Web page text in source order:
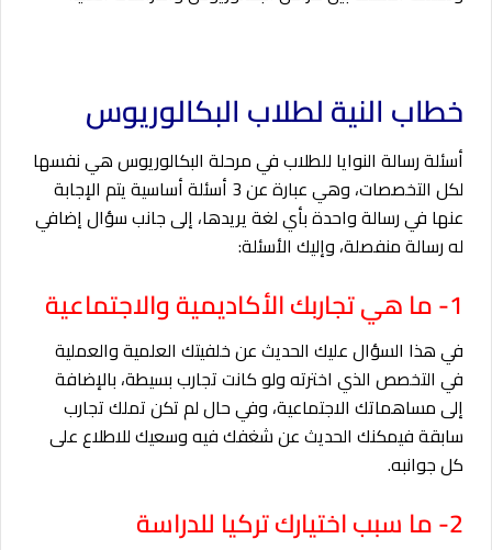
خطاب النية لطلاب البكالوريوس
أسئلة رسالة النوايا للطلاب في مرحلة البكالوريوس هي نفسها
لكل التخصصات، وهي عبارة عن 3 أسئلة أساسية يتم الإجابة
عنها في رسالة واحدة بأي لغة يريدها، إلى جانب سؤال إضافي
له رسالة منفصلة، وإليك الأسئلة:
1- ما هي تجاربك الأكاديمية والاجتماعية
في هذا السؤال عليك الحديث عن خلفيتك العلمية والعملية
في التخصص الذي اخترته ولو كانت تجارب بسيطة، بالإضافة
إلى مساهماتك الاجتماعية، وفي حال لم تكن تملك تجارب
سابقة فيمكنك الحديث عن شغفك فيه وسعيك للاطلاع على
كل جوانبه.
2- ما سبب اختيارك تركيا للدراسة